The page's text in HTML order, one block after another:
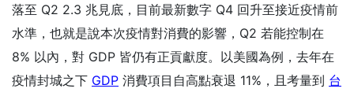
落至 Q2 2.3 兆見底，目前最新數字 Q4 回升至接近疫情前
水準，也就是說本次疫情對消費的影響，Q2 若能控制在
8% 以內，對 GDP 皆仍有正貢獻度。以美國為例，去年在
疫情封城之下 GDP 消費項目自高點衰退 11%，且考量到 台